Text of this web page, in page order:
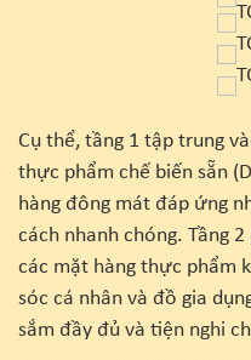
Cụ thể, tầng 1 tập trung
thực phẩm chế biến sẵn
hàng đông mát đáp ứng
cách nhanh chóng. Tầng
các mặt hàng thực phẩm
sóc cá nhân và đồ gia
sắm đầy đủ và tiện nghi